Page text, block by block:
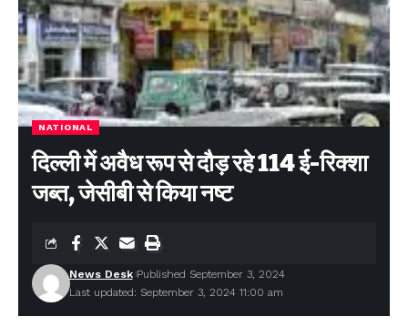
NATIONAL
दिल्ली में अवैध रूप से दौड़ रहे 114 ई-रिक्शा
जब्त, जेसीबी से किया नष्ट
Last updated: September 3, 2024 11:00 am
News Desk Published September 3, 2024